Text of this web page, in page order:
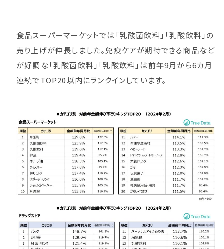
食品スーパーマーケットでは「乳酸菌飲料」「乳酸飲料」の
売り上げが伸長しました。免疫ケアが期待できる商品など
が好調な「乳酸菌飲料」「乳酸飲料」は前年9月から6カ月
連続でTOP20以内にランクインしています。